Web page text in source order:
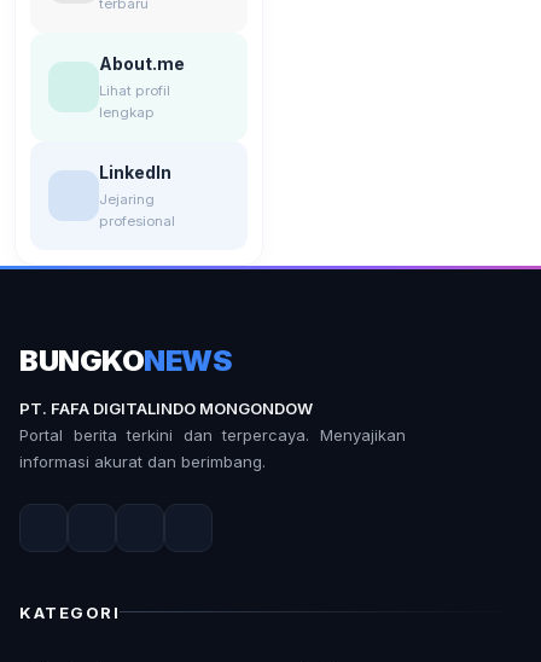
About.me
Lihat profil
lengkap
LinkedIn
Jejaring
profesional
BUNGKONEWS
PT. FAFA DIGITALINDO MONGONDOW
Portal berita terkini dan terpercaya. Menyajikan
informasi akurat dan berimbang.
KATEGORI